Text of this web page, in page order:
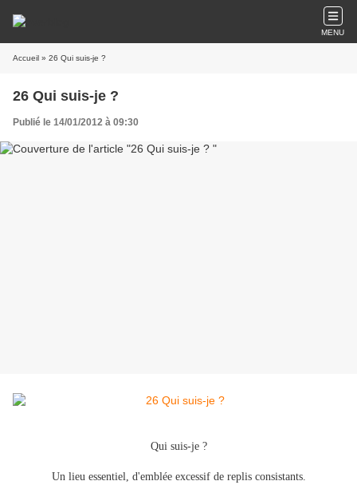
MENU
Accueil » 26 Qui suis-je ?
26 Qui suis-je ?
Publié le 14/01/2012 à 09:30
Qui suis-je ?
Un lieu essentiel, d'emblée excessif de replis consistants.